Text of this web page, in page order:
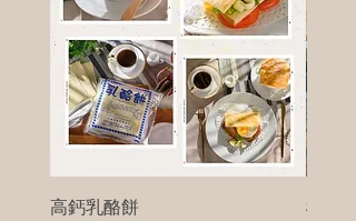
高鈣乳酪餅 樹葡萄